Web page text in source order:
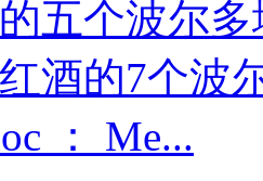
五个波尔多
酒的7个波
： Me...